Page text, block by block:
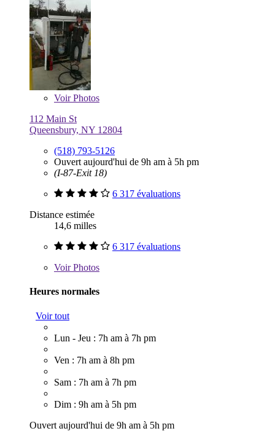
VoirPhotos
112 Main St
Queensbury, NY 12804
(518) 793-5126
Ouvert aujourd'hui de 9h am à 5h pm
(I-87-Exit 18)
6 317 évaluations
Distance estimée
14,6 milles
6 317 évaluations
VoirPhotos
Heures normales
Voir tout
Lun - Jeu : 7h am à 7h pm
Ven : 7h am à 8h pm
Sam : 7h am à 7h pm
Dim : 9h am à 5h pm
Ouvert aujourd'hui de 9h am à 5h pm